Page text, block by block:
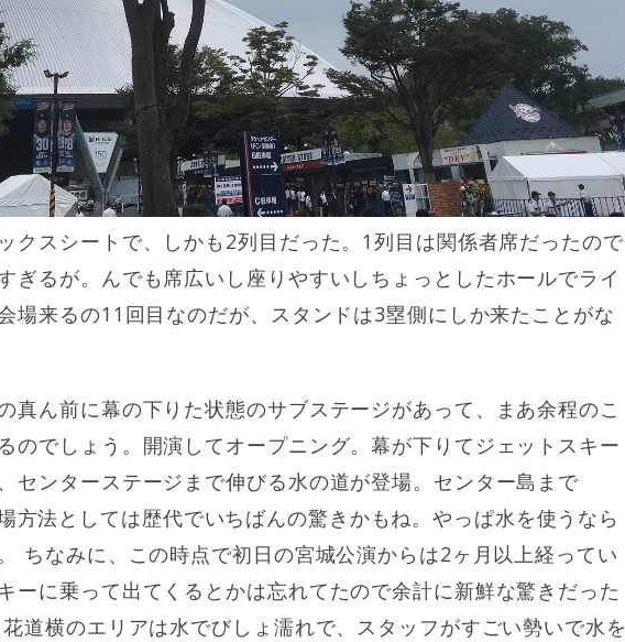
クスシートで、しかも2列目だった。1列目は関係者席だったので
ぎるが。んでも席広いし座りやすいしちょっとしたホールでライ
場来るの11回目なのだが、スタンドは3塁側にしか来たことがな
真ん前に幕の下りた状態のサブステージがあって、まあ余程のこ
のでしょう。開演してオープニング。幕が下りてジェットスキー
センターステージまで伸びる水の道が登場。センター島まで
方法としては歴代でいちばんの驚きかもね。やっぱ水を使うなら
ちなみに、この時点で初日の宮城公演からは2ヶ月以上経ってい
ーに乗って出てくるとかは忘れてたので余計に新鮮な驚きだった
道横のエリアは水でびしょ濡れで、スタッフがすごい勢いで水を